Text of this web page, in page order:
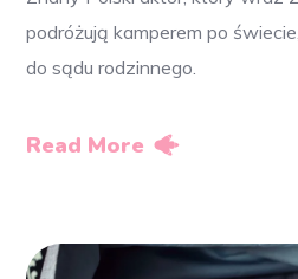
podróżują kamperem po
do sądu rodzinnego.
Read More